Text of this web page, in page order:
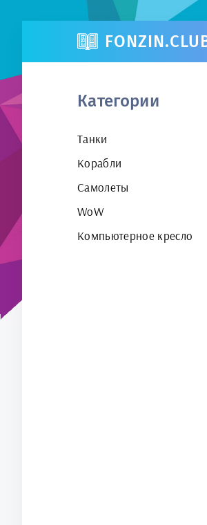
Категории
Танки
Корабли
Самолеты
WoW
Компьютерное кресло